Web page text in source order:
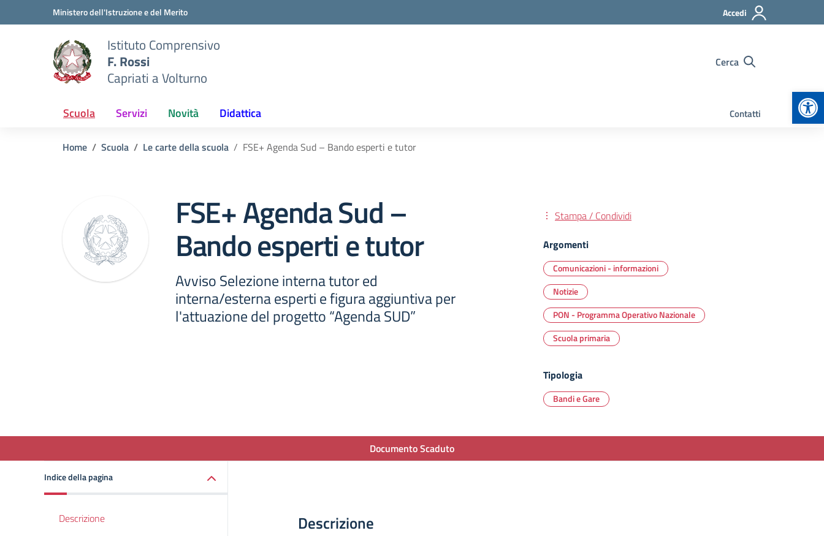
Vai ai contenuti
Vai al menu di navigazioneMinistero dell'Istruzione e del Merito Accedi
Istituto Comprensivo
F. Rossi
Capriati a Volturno
Cerca
Scuola Servizi Novità Didattica Contatti
Home Scuola Le carte della scuola FSE+ Agenda Sud – Bando esperti e tutor
FSE+ Agenda Sud –
Bando esperti e tutor
Avviso Selezione interna tutor ed
interna/esterna esperti e figura aggiuntiva per
l'attuazione del progetto “Agenda SUD”
Stampa / Condividi
Argomenti
Comunicazioni - informazioni
Notizie
PON - Programma Operativo Nazionale
Scuola primaria
Tipologia
Bandi e Gare
Documento Scaduto
Indice della pagina
Descrizione
Descrizione